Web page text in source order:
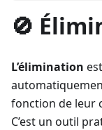
🚫
L’élimination
fonction de leur
C’est un outil